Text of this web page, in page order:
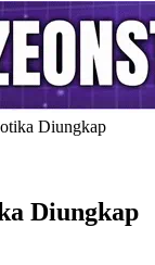
Diungkap
Diungkap